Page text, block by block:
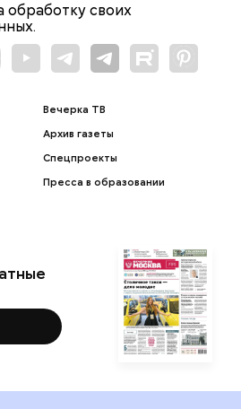
обработку своих
Вечерка ТВ
Архив газеты
Спецпроекты
Пресса в образовании